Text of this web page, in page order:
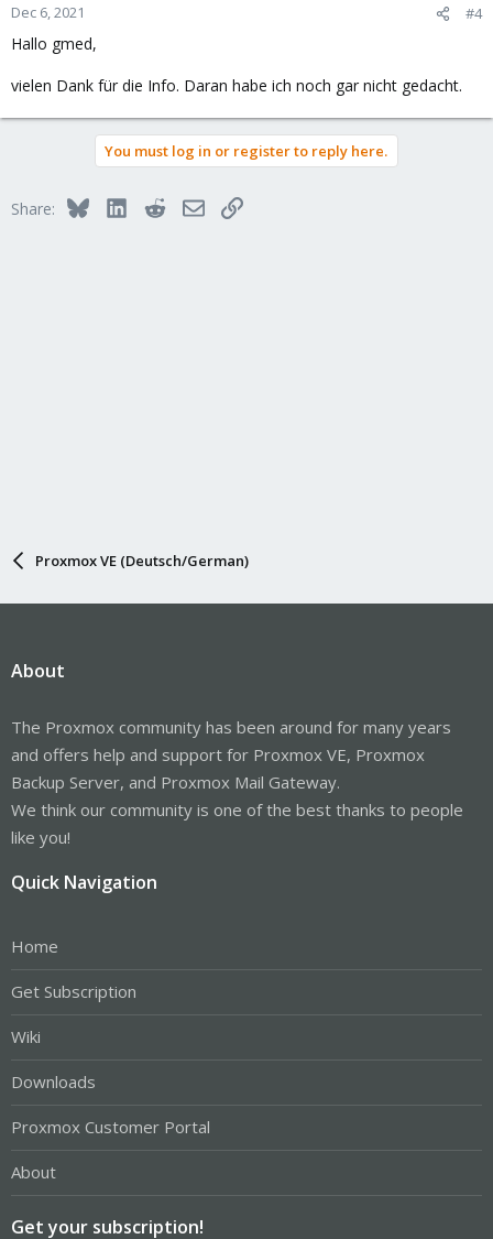
Dec 6, 2021 #4
Hallo gmed,
vielen Dank für die Info. Daran habe ich noch gar nicht gedacht.
You must log in or register to reply here.
Share: BlueskyLinkedInRedditEmailLink
Proxmox VE (Deutsch/German)
About
The Proxmox community has been around for many years
and offers help and support for Proxmox VE, Proxmox
Backup Server, and Proxmox Mail Gateway.
We think our community is one of the best thanks to people
like you!
Quick Navigation
Home
Get Subscription
Wiki
Downloads
Proxmox Customer Portal
About
Get your subscription!